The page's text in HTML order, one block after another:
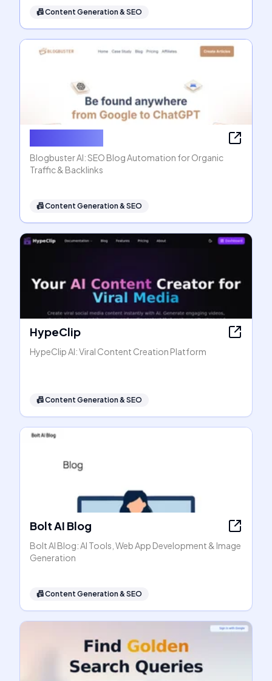
📠Content Generation & SEO
Blogbuster AI: SEO Blog Automation for Organic
Traffic & Backlinks
📠Content Generation & SEO
HypeClip
HypeClip AI: Viral Content Creation Platform
📠Content Generation & SEO
Bolt AI Blog
Bolt AI Blog: AI Tools, Web App Development & Image
Generation
📠Content Generation & SEO